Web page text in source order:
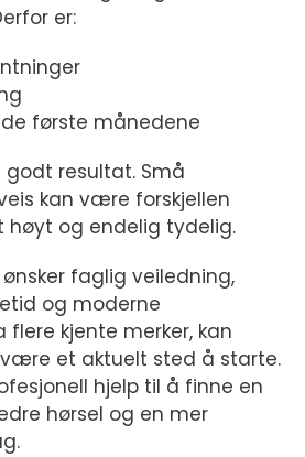
er:
første månedene
resultat. Små
kan være forskjellen
høyt og endelig tydelig.
faglig veiledning,
og moderne
kjente merker, kan
et aktuelt sted å starte.
hjelp til å finne en
hørsel og en mer